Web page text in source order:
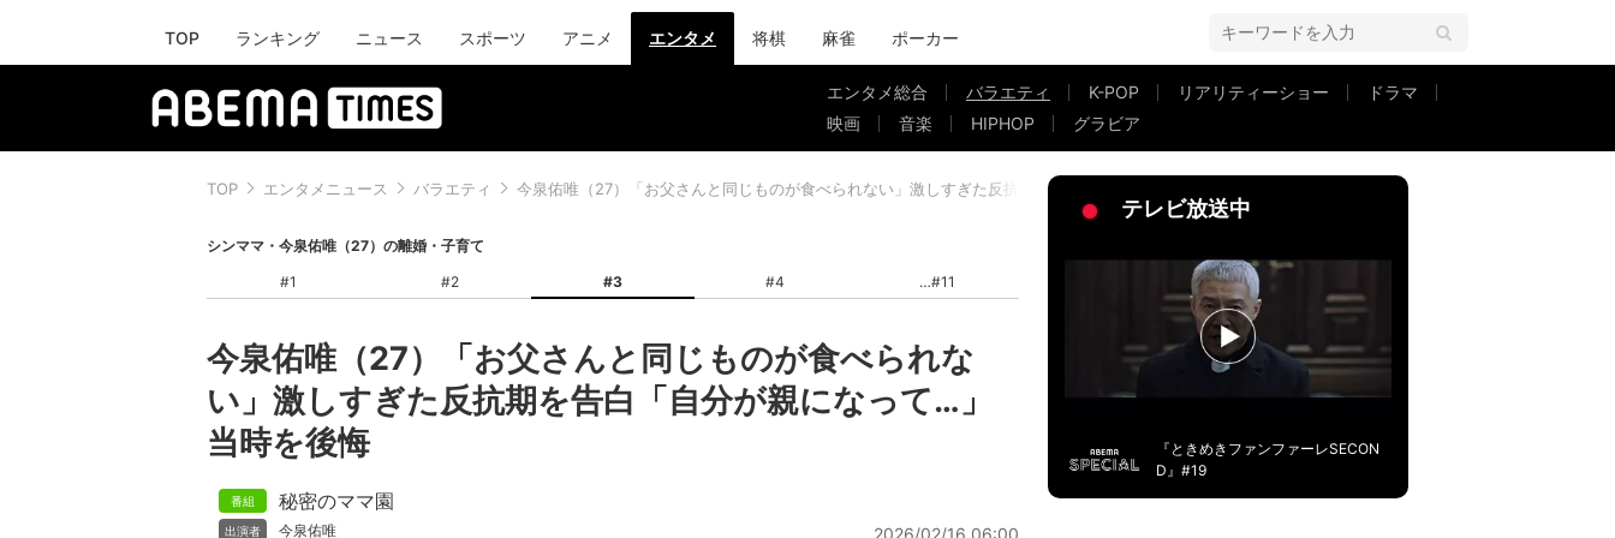
TOP ランキング ニュース スポーツ アニメ エンタメ 将棋 麻雀 ポーカー
エンタメ総合 バラエティ K-POP リアリティーショー
ドラマ
映画
音楽 HIPHOP グラビア
TOP エンタメニュース バラエティ 今泉佑唯（27）「お父さんと同じものが食べられない」激しすぎた反抗期を告白「自分が親になって…」当時を後悔
シンママ・今泉佑唯（27）の離婚・子育て
#1
#2 #3 #4 #11
今泉佑唯（27）「お父さんと同じものが食べられな
い」激しすぎた反抗期を告白「自分が親になって…」
当時を後悔
秘密のママ園
今泉佑唯 2026/02/16 06:00
テレビ放送中
『ときめきファンファーレSECON
D』#19